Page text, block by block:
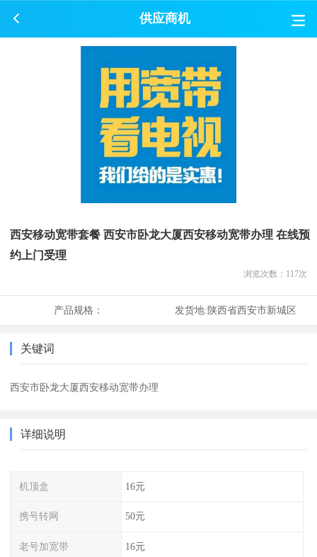
供应商机
西安移动宽带套餐 西安市卧龙大厦西安移动宽带办理 在线预
约上门受理
浏览次数： 117次
产品规格： 发货地:陕西省西安市新城区
关键词
西安市卧龙大厦西安移动宽带办理
详细说明
机顶盒 16元
携号转网 50元
老号加宽带 16元